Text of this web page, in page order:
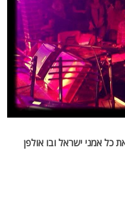
אמני ישראל ובו אולפן